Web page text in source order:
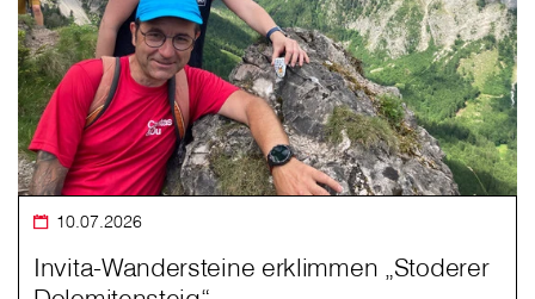
10.07.2026
Invita-Wandersteine erklimmen „Stoderer